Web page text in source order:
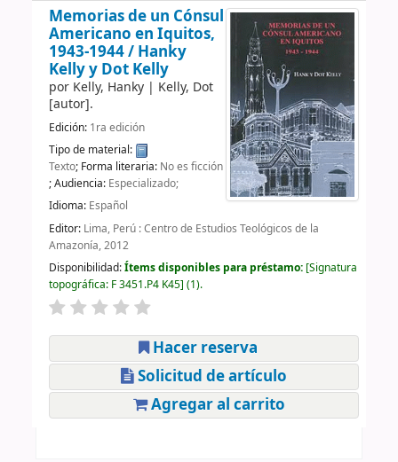
Memorias de un Cónsul
Americano en Iquitos,
1943-1944 / Hanky
Kelly y Dot Kelly
por Kelly, Hanky| Kelly, Dot
[autor].
Edición: 1ra edición
Tipo de material:
Texto; Forma literaria: No es ficción
; Audiencia: Especializado;
Idioma: Español
Editor: Lima, Perú : Centro de Estudios Teológicos de la
Amazonía, 2012
Disponibilidad:Ítems disponibles para préstamo: Signatura
topográfica: F 3451.P4 K45 (1).
Hacer reserva
Solicitud de artículo
Agregar al carrito